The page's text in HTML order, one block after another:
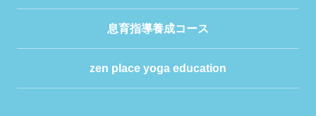
息育指導養成コース
zen place yoga education